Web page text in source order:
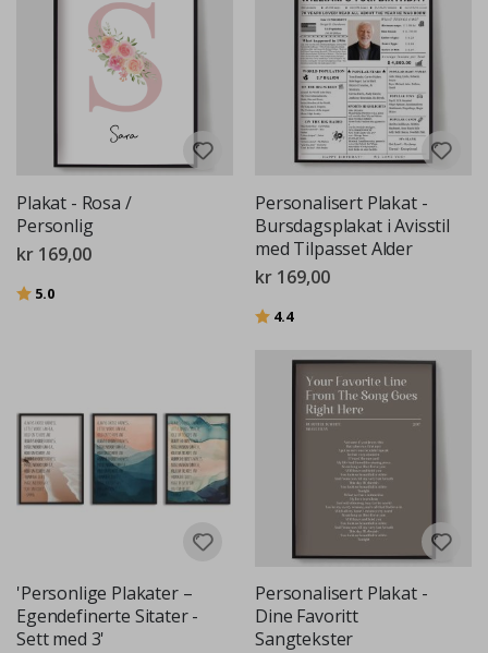
Plakat - Rosa /
Personlig
kr 169,00
Karakter:
5.0
Personalisert Plakat -
Bursdagsplakat i Avisstil
med Tilpasset Alder
kr 169,00
Karakter:
4.4av 5 mulige
'Personlige Plakater –
Egendefinerte Sitater -
Sett med 3'
Personalisert Plakat -
Dine Favoritt
Sangtekster